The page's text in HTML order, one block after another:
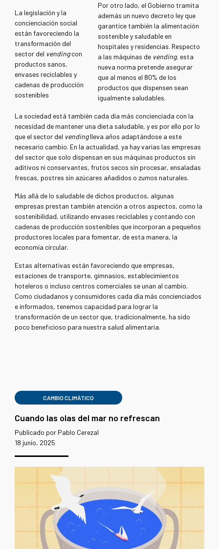
La legislación y la
concienciación social
están favoreciendo la
transformación del
sector del vendingcon
productos sanos,
envases reciclables y
cadenas de producción
sostenibles
Por otro lado, el Gobierno tramita
además un nuevo decreto ley que
garantice también la alimentación
sostenible y saludable en
hospitales y residencias. Respecto
a las máquinas de vending, esta
nueva norma pretende asegurar
que al menos el 80% de los
productos que dispensen sean
igualmente saludables.
La sociedad está también cada día más concienciada con la
necesidad de mantener una dieta saludable, y es por ello por lo
que el sector del vendinglleva años adaptándose a este
necesario cambio. En la actualidad, ya hay varias las empresas
del sector que solo dispensan en sus máquinas productos sin
aditivos ni conservantes, frutos secos sin procesar, ensaladas
frescas, postres sin azúcares añadidos o zumos naturales.
Más allá de lo saludable de dichos productos, algunas
empresas prestan también atención a otros aspectos, como la
sostenibilidad, utilizando envases reciclables y contando con
cadenas de producción sostenibles que incorporan a pequeños
productores locales para fomentar, de esta manera, la
economía circular.
Estas alternativas están favoreciendo que empresas,
estaciones de transporte, gimnasios, establecimientos
hoteleros o incluso centros comerciales se unan al cambio.
Como ciudadanos y consumidores cada día más concienciados
e informados, tenemos capacidad para lograr la
transformación de un sector que, tradicionalmente, ha sido
poco beneficioso para nuestra salud alimentaria.
CAMBIO CLIMÁTICO
Cuando las olas del mar no refrescan
Publicado por Pablo Cerezal
18 junio, 2025